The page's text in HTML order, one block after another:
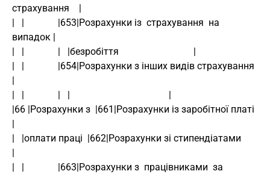
страхування    |
|   |              |653|Розрахунки із  страхування  на
випадок |
|   |              |   |безробіття                               |
|   |              |654|Розрахунки з інших видів страхування
|
|   |              |   |                                         |
|66 |Розрахунки з  |661|Розрахунки із заробітної платі
|
|   |оплати праці  |662|Розрахунки зі стипендіатами
|
|   |              |663|Розрахунки з  працівниками  за